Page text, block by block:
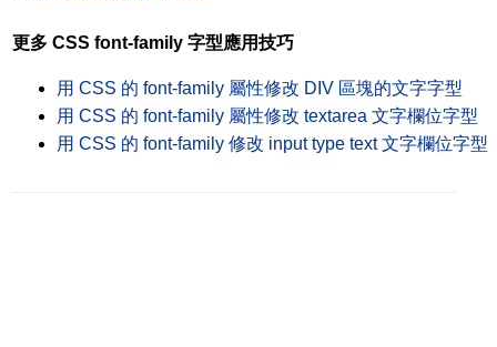
更多 CSS font-family 字型應用技巧
用 CSS 的 font-family 屬性修改 DIV 區塊的文字字型
用 CSS 的 font-family 屬性修改 textarea 文字欄位字型
用 CSS 的 font-family 修改 input type text 文字欄位字型